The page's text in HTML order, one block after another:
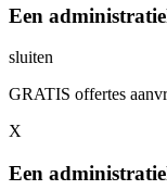
Een
sluiten
GRATIS offertes
X
Een